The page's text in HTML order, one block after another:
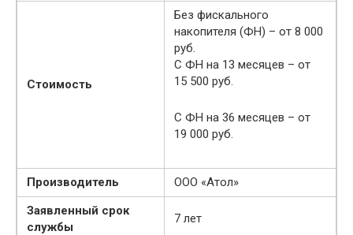
Стоимость
Без фискального
накопителя (ФН) – от 8 000
руб.
С ФН на 13 месяцев – от
15 500 руб.
С ФН на 36 месяцев – от
19 000 руб.
Производитель
ООО «Атол»
Заявленный срок
службы
7 лет